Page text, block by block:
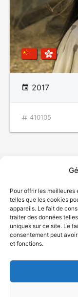
Pour offrir les
telles que les cookies
appareils. Le fait de
traiter des données
uniques sur ce site. Le
consentement peut
et fonctions.
2017
410105
©